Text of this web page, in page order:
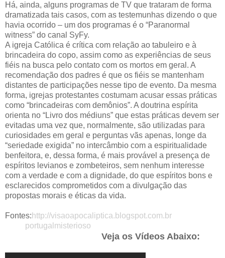
Há, ainda, alguns programas de TV que trataram de forma
dramatizada tais casos, com as testemunhas dizendo o que
havia ocorrido – um dos programas é o “Paranormal
witness” do canal SyFy.
A igreja Católica é crítica com relação ao tabuleiro e à
brincadeira do copo, assim como as experiências de seus
fiéis na busca pelo contato com os mortos em geral. A
recomendação dos padres é que os fiéis se mantenham
distantes de participações nesse tipo de evento. Da mesma
forma, igrejas protestantes costumam acusar essas práticas
como “brincadeiras com demônios”. A doutrina espírita
orienta no “Livro dos médiuns” que estas práticas devem ser
evitadas uma vez que, normalmente, são utilizadas para
curiosidades em geral e perguntas vãs apenas, longe da
“seriedade exigida” no intercâmbio com a espiritualidade
benfeitora, e, dessa forma, é mais provável a presença de
espíritos levianos e zombeteiros, sem nenhum interesse
com a verdade e com a dignidade, do que espíritos bons e
esclarecidos comprometidos com a divulgação das
propostas morais e éticas da vida.
Fontes: http://visaoapocaliptica.blogspot.com.br
portugalmisterioso
Veja os Vídeos Abaixo: